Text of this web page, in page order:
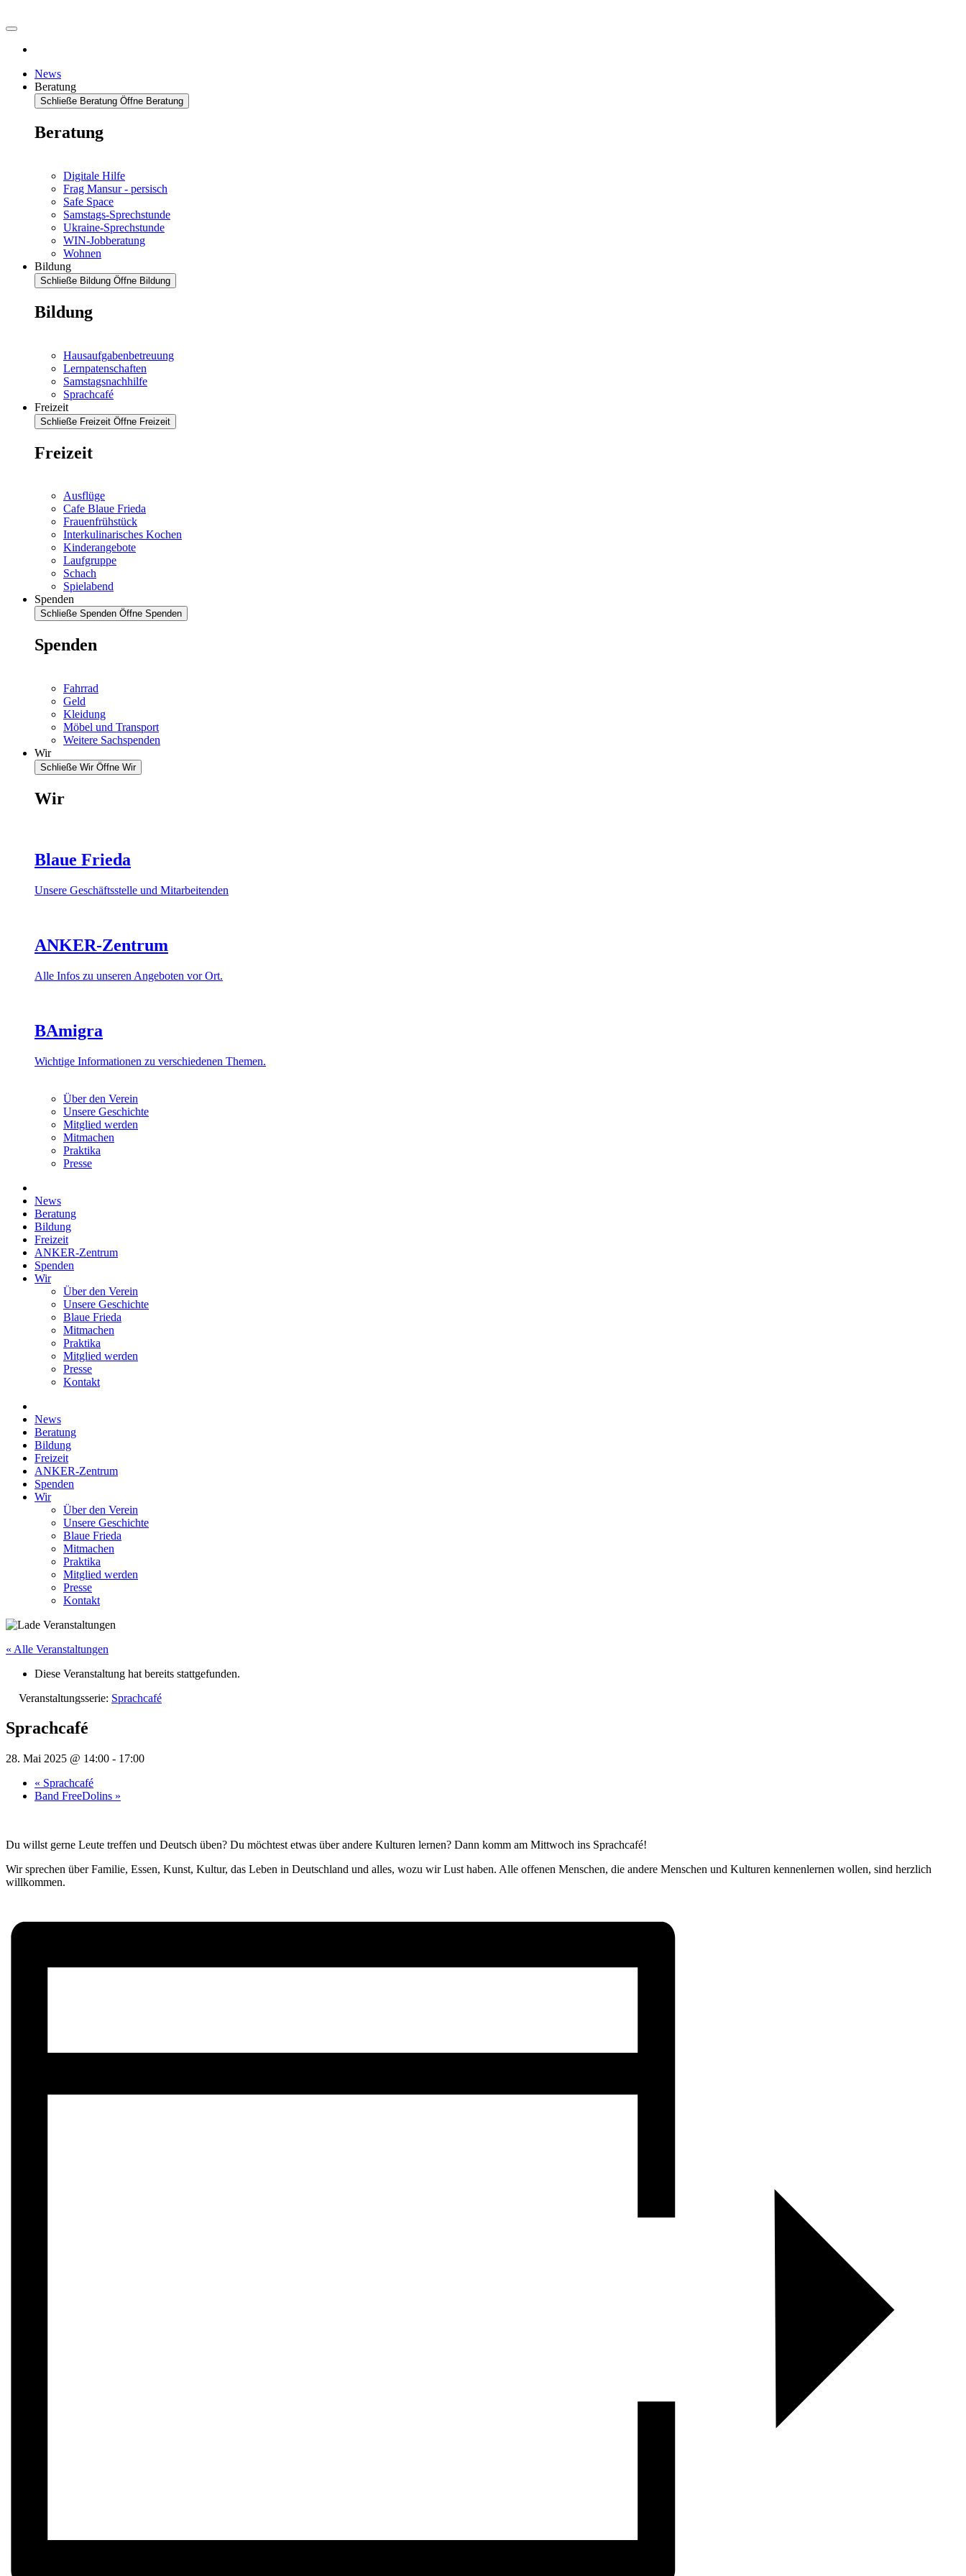
News
Beratung
Schließe Beratung Öffne Beratung
Beratung
Digitale Hilfe
Frag Mansur - persisch
Safe Space
Samstags-Sprechstunde
Ukraine-Sprechstunde
WIN-Jobberatung
Wohnen
Bildung
Schließe Bildung Öffne Bildung
Bildung
Hausaufgabenbetreuung
Lernpatenschaften
Samstagsnachhilfe
Sprachcafé
Freizeit
Schließe Freizeit Öffne Freizeit
Freizeit
Ausflüge
Cafe Blaue Frieda
Frauenfrühstück
Interkulinarisches Kochen
Kinderangebote
Laufgruppe
Schach
Spielabend
Spenden
Schließe Spenden Öffne Spenden
Spenden
Fahrrad
Geld
Kleidung
Möbel und Transport
Weitere Sachspenden
Wir
Schließe Wir Öffne Wir
Wir
Blaue Frieda
Unsere Geschäftsstelle und Mitarbeitenden
ANKER-Zentrum
Alle Infos zu unseren Angeboten vor Ort.
BAmigra
Wichtige Informationen zu verschiedenen Themen.
Über den Verein
Unsere Geschichte
Mitglied werden
Mitmachen
Praktika
Presse
News
Beratung
Bildung
Freizeit
ANKER-Zentrum
Spenden
Wir
Über den Verein
Unsere Geschichte
Blaue Frieda
Mitmachen
Praktika
Mitglied werden
Presse
Kontakt
News
Beratung
Bildung
Freizeit
ANKER-Zentrum
Spenden
Wir
Über den Verein
Unsere Geschichte
Blaue Frieda
Mitmachen
Praktika
Mitglied werden
Presse
Kontakt
« Alle Veranstaltungen
Diese Veranstaltung hat bereits stattgefunden.
Veranstaltungsserie: Sprachcafé
Sprachcafé
28. Mai 2025 @ 14:00 - 17:00
« Sprachcafé
Band FreeDolins »
Du willst gerne Leute treffen und Deutsch üben? Du möchtest etwas über andere Kulturen lernen? Dann komm am Mittwoch ins Sprachcafé!
Wir sprechen über Familie, Essen, Kunst, Kultur, das Leben in Deutschland und alles, wozu wir Lust haben. Alle offenen Menschen, die andere Menschen und Kulturen kennenlernen wollen, sind herzlich
willkommen.